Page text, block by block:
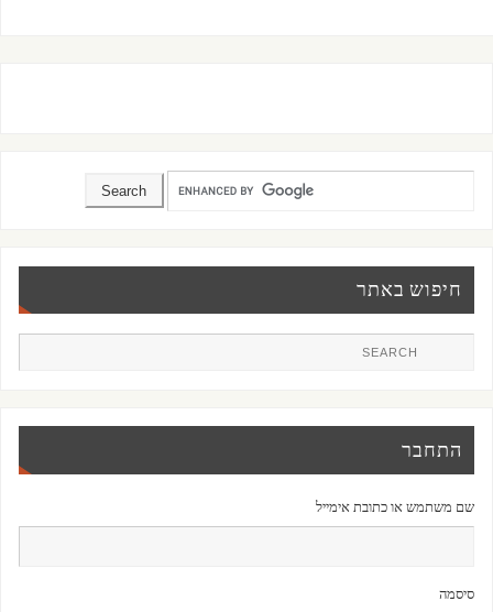
חיפוש באתר
התחבר
שם משתמש או כתובת אימייל
סיסמה